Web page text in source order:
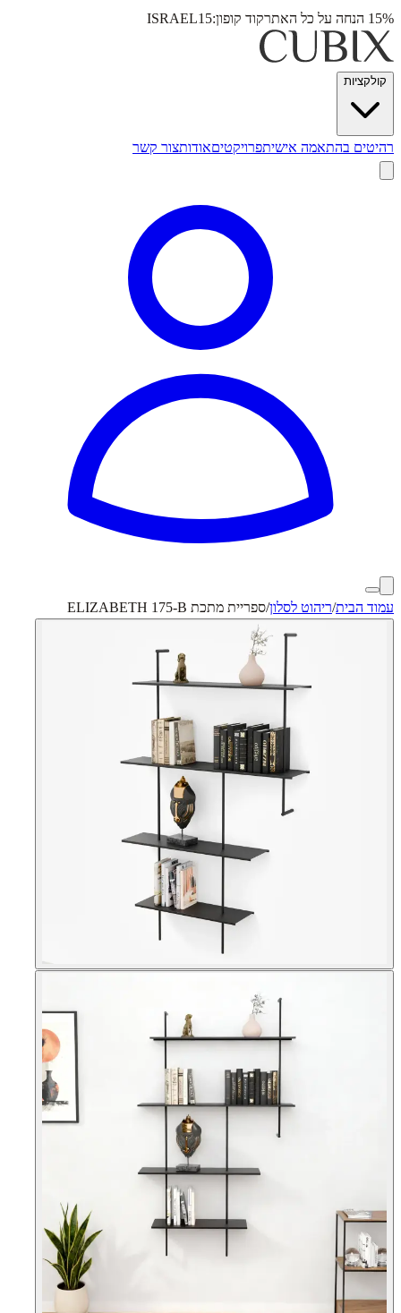
15% הנחה על כל האתר קוד קופון:ISRAEL15
קולקציות
רהיטים בהתאמה אישיתפרויקטיםאודותצור קשר
עמוד הבית/ריהוט לסלון/ספריית מתכת ELIZABETH 175-B